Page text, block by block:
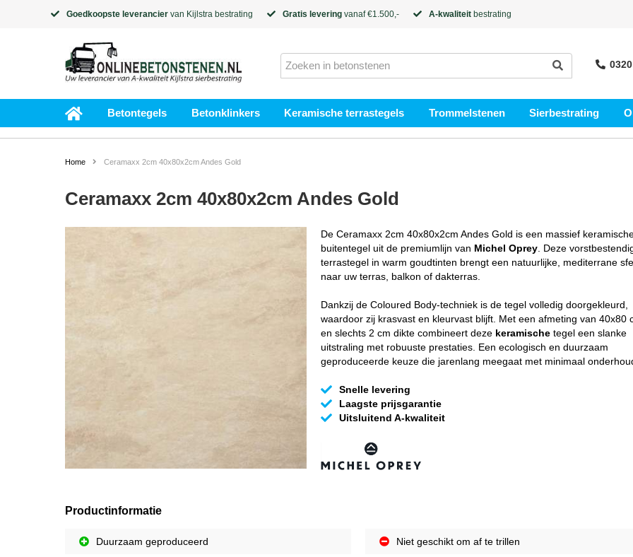
Goedkoopste leverancier van Kijlstra bestrating Gratis levering vanaf €1.500,- A-kwaliteit bestrating
Betontegels Betonklinkers Keramische terrastegels Trommelstenen Sierbestrating
Home Ceramaxx 2cm 40x80x2cm Andes Gold
Ceramaxx 2cm 40x80x2cm Andes Gold
De Ceramaxx 2cm 40x80x2cm Andes Gold is een massief
buitentegel uit de premiumlijn van Michel Oprey. Deze
terrastegel in warm goudtinten brengt een natuurlijke, mediterrane
naar uw terras, balkon of dakterras.
Dankzij de Coloured Body-techniek is de tegel volledig doorgekleurd,
waardoor zij krasvast en kleurvast blijft. Met een afmeting van 40x80
en slechts 2 cm dikte combineert deze keramischetegel een slanke
uitstraling met robuuste prestaties. Een ecologisch en duurzaam
geproduceerde keuze die jarenlang meegaat met minimaal
Snelle levering
Laagste prijsgarantie
Uitsluitend A-kwaliteit
Productinformatie
Duurzaam geproduceerd Niet geschikt om af te trillen